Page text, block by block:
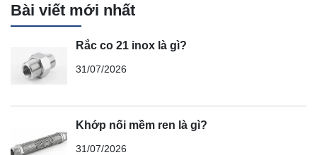
Bài viết mới nhất
Rắc co 21 inox là gì?
31/07/2026
Khớp nối mềm ren là gì?
31/07/2026